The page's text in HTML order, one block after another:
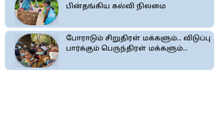
பின்தங்கிய கல்வி நிலமை
போராடும் சிறுதிரள் மக்களும்... விடுப்பு
பார்க்கும் பெருந்திரள் மக்களும்...